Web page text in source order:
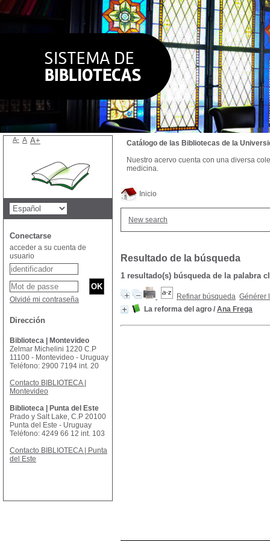
Inicio
New search
Resultado de la búsqueda
1 resultado(s) búsqueda de la palabra
Refinar búsqueda Générer
La reforma del agro / Ana Frega
Catálogo de las Bibliotecas de la
Nuestro acervo cuenta con una diversa
medicina.
A- A A+
Conectarse
acceder a su cuenta de
usuario
Olvidé mi contraseña
Dirección
Biblioteca | Montevideo
Zelmar Michelini 1220 C.P
11100 - Montevideo - Uruguay
Teléfono: 2900 7194 int. 20
Contacto BIBLIOTECA |
Montevideo
Biblioteca | Punta del Este
Prado y Salt Lake, C.P 20100
Punta del Este - Uruguay
Teléfono: 4249 66 12 int. 103
Contacto BIBLIOTECA | Punta
del Este